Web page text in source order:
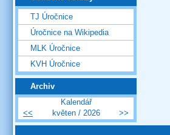
TJ Úročnice
Úročnice na Wikipedia
MLK Úročnice
KVH Úročnice
Archiv
Kalendář
<<
květen / 2026 >>